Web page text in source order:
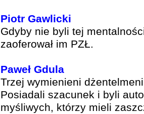
Piotr Gawlicki
Gdyby nie byli tej
zaoferował im PZŁ.
Paweł Gdula
Trzej wymienieni
Posiadali szacunek i byli
myśliwych, którzy mieli